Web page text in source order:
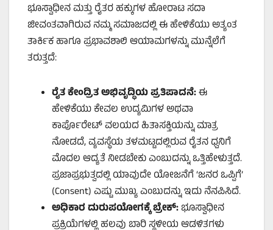
ಭೂಸ್ವಾಧೀನ ಮತ್ತು ರೈತರ ಹಕ್ಕುಗಳ ಹೋರಾಟ ಸದಾ
ಜೀವಂತವಾಗಿರುವ ನಮ್ಮ ಸಮಾಜದಲ್ಲಿ ಈ ಹೇಳಿಕೆಯು ಅತ್ಯಂತ
ತಾರ್ಕಿಕ ಹಾಗೂ ಪ್ರಭಾವಶಾಲಿ ಆಯಾಮಗಳನ್ನು ಮುನ್ನೆಲೆಗೆ
ತರುತ್ತದೆ:
ರೈತ ಕೇಂದ್ರಿತ ಅಭಿವೃದ್ಧಿಯ ಪ್ರತಿಪಾದನೆ:ಈ
ಹೇಳಿಕೆಯು ಕೇವಲ ಉದ್ಯಮಿಗಳ ಅಥವಾ
ಕಾರ್ಪೊರೇಟ್ ವಲಯದ ಹಿತಾಸಕ್ತಿಯನ್ನು ಮಾತ್ರ
ನೋಡದೆ, ವ್ಯವಸ್ಥೆಯ ತಳಮಟ್ಟದಲ್ಲಿರುವ ರೈತನ ಧ್ವನಿಗೆ
ಮೊದಲ ಆದ್ಯತೆ ನೀಡಬೇಕು ಎಂಬುದನ್ನು ಒತ್ತಿಹೇಳುತ್ತದೆ.
ಪ್ರಜಾಪ್ರಭುತ್ವದಲ್ಲಿ ಯಾವುದೇ ಯೋಜನೆಗೆ ‘ಜನರ ಒಪ್ಪಿಗೆ’
(Consent) ಎಷ್ಟು ಮುಖ್ಯ ಎಂಬುದನ್ನು ಇದು ನೆನಪಿಸಿದೆ.
ಅಧಿಕಾರ ದುರುಪಯೋಗಕ್ಕೆ ಬ್ರೇಕ್:ಭೂಸ್ವಾಧೀನ
ಪ್ರಕ್ರಿಯೆಗಳಲ್ಲಿ ಹಲವು ಬಾರಿ ಸ್ಥಳೀಯ ಆಡಳಿತಗಳು